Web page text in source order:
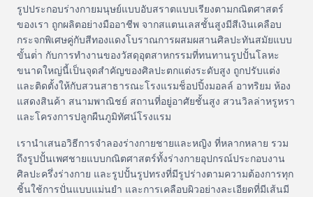
รูปประกอบร่างกายมนุษย์แบบอับสราตแบบเรียงตามกณิตศาสตร์
ของเรา ถูกผลิตอย่างมืออาชีพ จากสแตนเลสชั้นสูงมีสีเงินเคลือบ
กระจกพิเศษคู่กับสีทองแดงโบราณการผสมผสานศิลปะทันสมัยแบบ
ขั้นต่ํา กับการทํางานของวัสดุอุตสาหกรรมที่ทนทานรูปปั้นโลหะ
ขนาดใหญ่นี้เป็นจุดสําคัญของศิลปะตกแต่งระดับสูง ถูกปรับแต่ง
และติดตั้งให้กับสวนสาธารณะโรงแรมช็อปปิ้งมอลล์ อาทริยม ห้อง
แสดงสินค้า สนามพาณิชย์ สถานที่อยู่อาศัยชั้นสูง สวนวิลล่าหรูหรา
และโครงการปลูกผืนภูมิทัศน์โรงแรม
เรานําเสนอวิธีการจําลองร่างกายชายและหญิง ที่หลากหลาย รวม
ถึงรูปปั้นเพศชายแบบกณิตศาสตร์ทั้งร่างกายอุปกรณ์ประกอบงาน
ศิลปะครึ่งร่างกาย และรูปปั้นรูปทรงที่มีรูปร่างตามความต้องการทุก
ชิ้นใช้การปั่นแบบแม่นยํา และการเคลือบผิวอย่างละเอียดที่มีเส้นมี